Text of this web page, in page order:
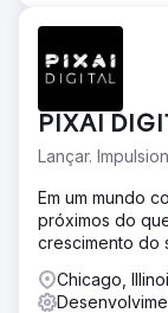
PIXAI
Lançar.
Em um mundo
próximos do
crescimento do
Chicago,